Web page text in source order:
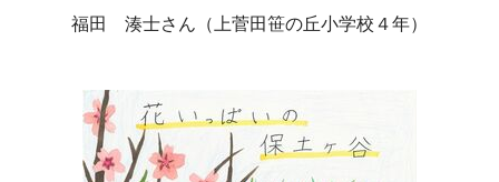
福田 湊士さん（上菅田笹の丘小学校４年）